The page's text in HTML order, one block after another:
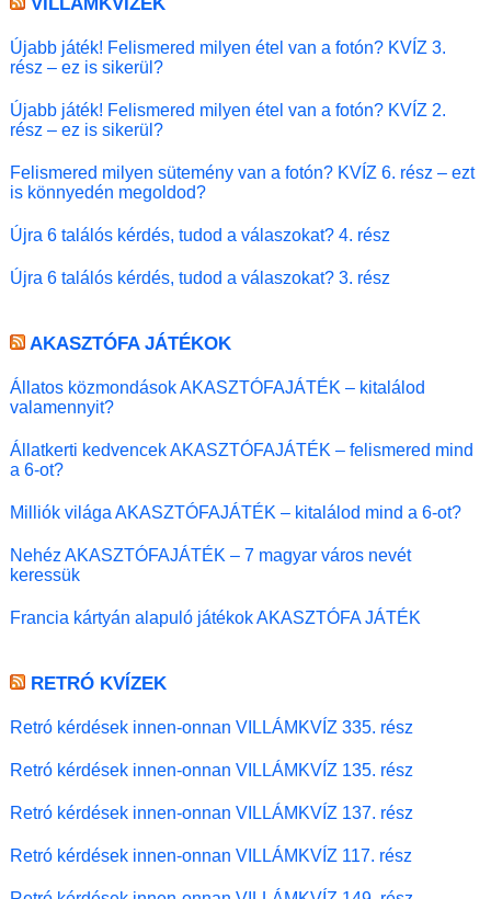
Újabb játék! Felismered milyen étel van a fotón? KVÍZ 3.
rész – ez is sikerül?
Újabb játék! Felismered milyen étel van a fotón? KVÍZ 2.
rész – ez is sikerül?
Felismered milyen sütemény van a fotón? KVÍZ 6. rész – ezt
is könnyedén megoldod?
Újra 6 találós kérdés, tudod a válaszokat? 4. rész
Újra 6 találós kérdés, tudod a válaszokat? 3. rész
AKASZTÓFA JÁTÉKOK
Állatos közmondások AKASZTÓFAJÁTÉK – kitalálod
valamennyit?
Állatkerti kedvencek AKASZTÓFAJÁTÉK – felismered mind
a 6-ot?
Milliók világa AKASZTÓFAJÁTÉK – kitalálod mind a 6-ot?
Nehéz AKASZTÓFAJÁTÉK – 7 magyar város nevét
keressük
Francia kártyán alapuló játékok AKASZTÓFA JÁTÉK
RETRÓ KVÍZEK
Retró kérdések innen-onnan VILLÁMKVÍZ 335. rész
Retró kérdések innen-onnan VILLÁMKVÍZ 135. rész
Retró kérdések innen-onnan VILLÁMKVÍZ 137. rész
Retró kérdések innen-onnan VILLÁMKVÍZ 117. rész